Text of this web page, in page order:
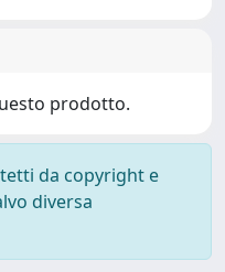
prodotto.
da copyright e
diversa